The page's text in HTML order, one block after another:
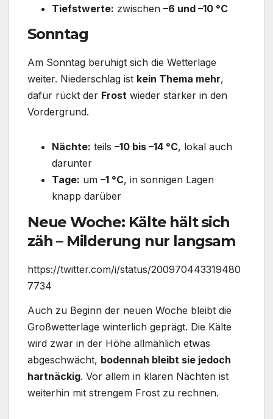
Tiefstwerte: zwischen –6 und –10 °C
Sonntag
Am Sonntag beruhigt sich die Wetterlage
weiter. Niederschlag ist kein Thema mehr,
dafür rückt der Frost wieder stärker in den
Vordergrund.
Nächte: teils –10 bis –14 °C, lokal auch
darunter
Tage: um –1 °C, in sonnigen Lagen
knapp darüber
Neue Woche: Kälte hält sich
zäh – Milderung nur langsam
https://twitter.com/i/status/200970443319480
7734
Auch zu Beginn der neuen Woche bleibt die
Großwetterlage winterlich geprägt. Die Kälte
wird zwar in der Höhe allmählich etwas
abgeschwächt, bodennah bleibt sie jedoch
hartnäckig. Vor allem in klaren Nächten ist
weiterhin mit strengem Frost zu rechnen.